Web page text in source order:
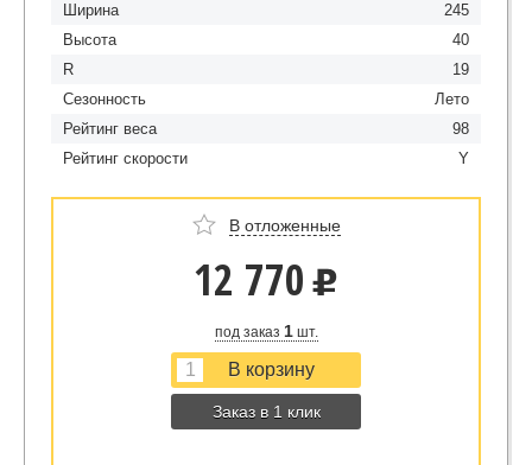
Ширина
245
Высота
40
R
19
Сезонность
Лето
Рейтинг веса
98
Рейтинг скорости
Y
В отложенные
12 770 u
под заказ 1шт.
Заказ в 1 клик